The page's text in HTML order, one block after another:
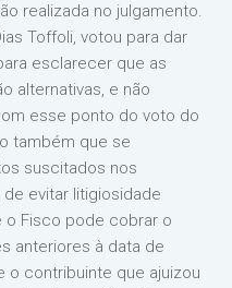
realizada no julgamento.
Toffoli, votou para dar
esclarecer que as
alternativas, e não
esse ponto do voto do
também que se
suscitados nos
evitar litigiosidade
o Fisco pode cobrar o
anteriores à data de
o contribuinte que ajuizou